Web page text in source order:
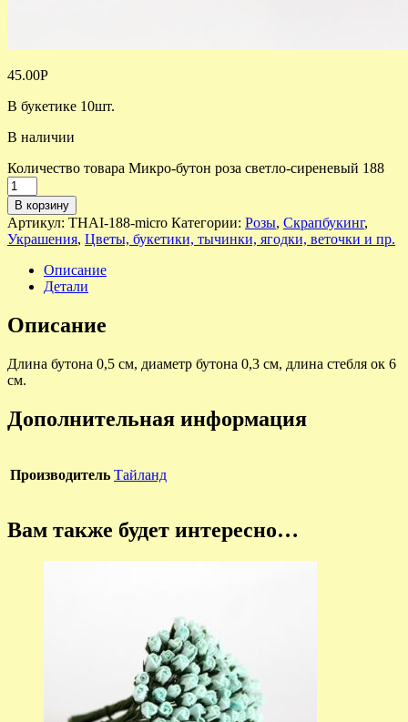
45.00Р
В букетике 10шт.
В наличии
Количество товара Микро-бутон роза светло-сиреневый 188
В корзину
Артикул: THAI-188-micro Категории: Розы, Скрапбукинг,
Украшения, Цветы, букетики, тычинки, ягодки, веточки и пр.
Описание
Детали
Описание
Длина бутона 0,5 см, диаметр бутона 0,3 см, длина стебля ок 6
см.
Дополнительная информация
Производитель Тайланд
Вам также будет интересно…